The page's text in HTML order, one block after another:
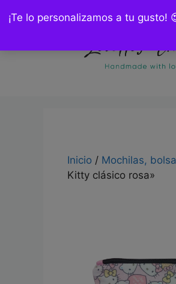
¡Te lo personalizamos a tu
Inicio / Mochilas,
Kitty clásico rosa»